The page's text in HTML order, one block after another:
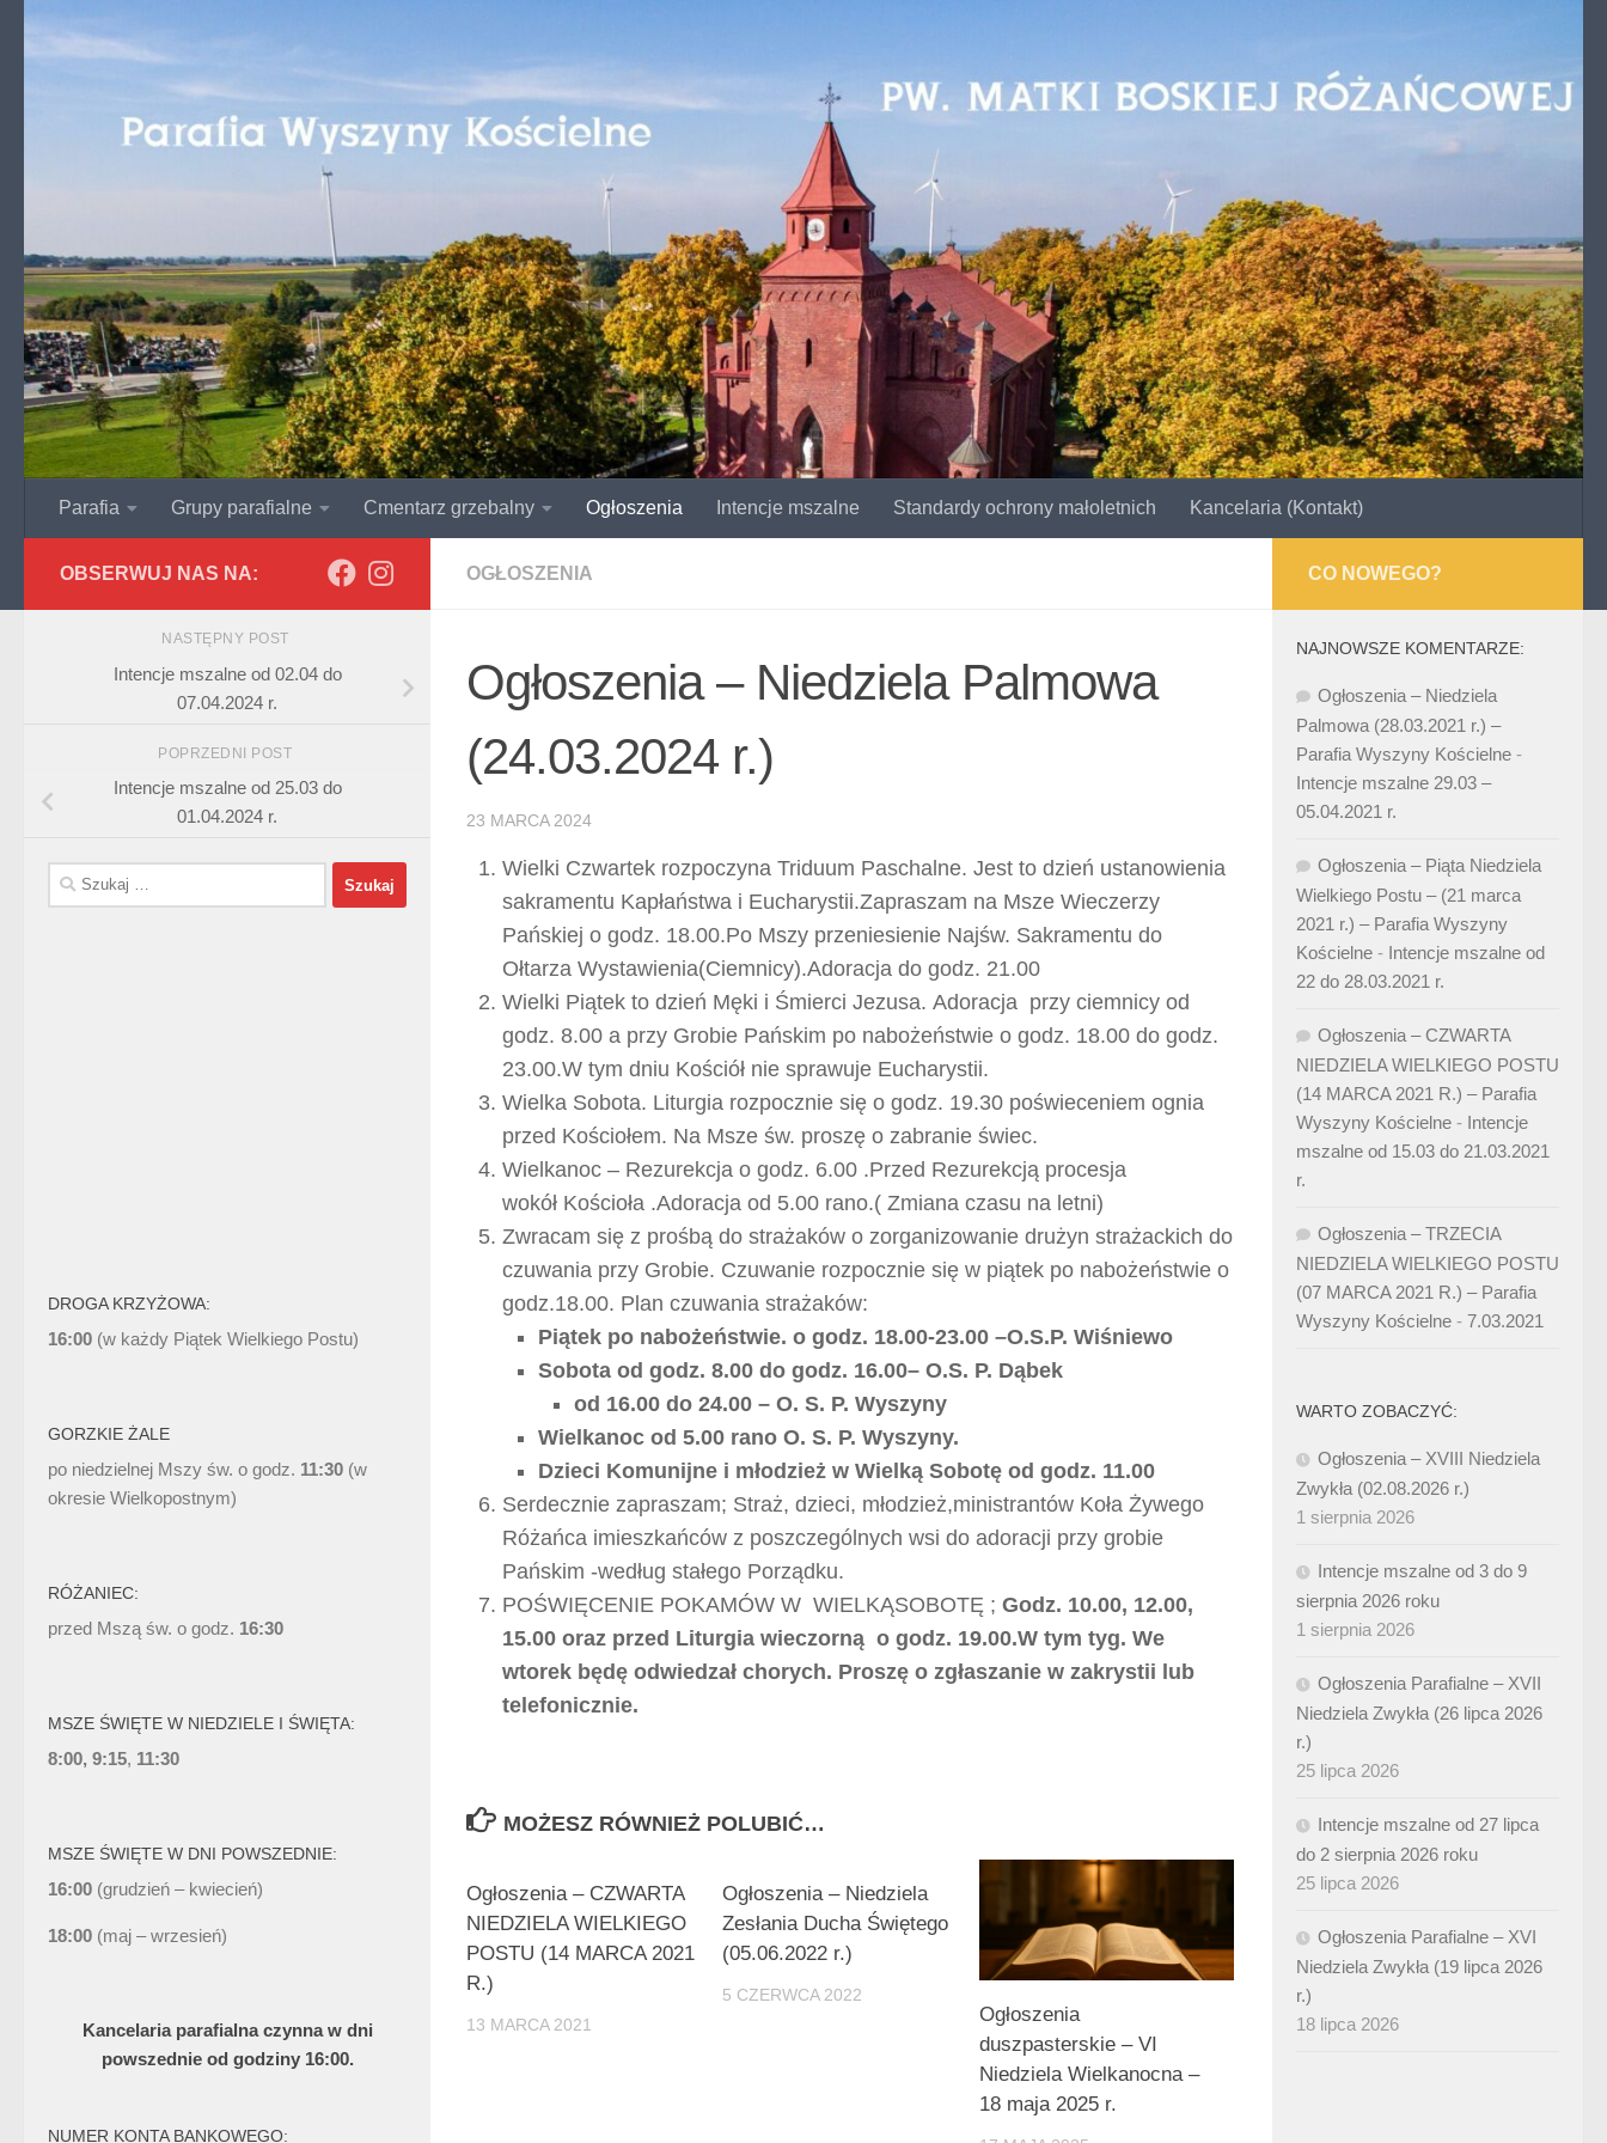
Przejdź do treści
Parafia Grupy parafialne Cmentarz grzebalny Ogłoszenia Intencje mszalne Standardy ochrony małoletnich Kancelaria (Kontakt)
OGŁOSZENIA
Ogłoszenia – Niedziela Palmowa
(24.03.2024 r.)
23 MARCA 2024
Wielki Czwartek rozpoczyna Triduum Paschalne. Jest to dzień ustanowienia
sakramentu Kapłaństwa i Eucharystii.Zapraszam na Msze Wieczerzy
Pańskiej o godz. 18.00.Po Mszy przeniesienie Najśw. Sakramentu do
Ołtarza Wystawienia(Ciemnicy).Adoracja do godz. 21.00
Wielki Piątek to dzień Męki i Śmierci Jezusa. Adoracja przy ciemnicy od
godz. 8.00 a przy Grobie Pańskim po nabożeństwie o godz. 18.00 do godz.
23.00.W tym dniu Kościół nie sprawuje Eucharystii.
Wielka Sobota. Liturgia rozpocznie się o godz. 19.30 poświeceniem ognia
przed Kościołem. Na Msze św. proszę o zabranie świec.
Wielkanoc – Rezurekcja o godz. 6.00 .Przed Rezurekcją procesja
wokół Kościoła .Adoracja od 5.00 rano.( Zmiana czasu na letni)
Zwracam się z prośbą do strażaków o zorganizowanie drużyn strażackich do
czuwania przy Grobie. Czuwanie rozpocznie się w piątek po nabożeństwie o
godz.18.00. Plan czuwania strażaków:
Piątek po nabożeństwie. o godz. 18.00-23.00 –O.S.P. Wiśniewo
Sobota od godz. 8.00 do godz. 16.00– O.S. P. Dąbek
od 16.00 do 24.00 – O. S. P. Wyszyny
Wielkanoc od 5.00 rano O. S. P. Wyszyny.
Dzieci Komunijne i młodzież w Wielką Sobotę od godz. 11.00
Serdecznie zapraszam; Straż, dzieci, młodzież,ministrantów Koła Żywego
Różańca imieszkańców z poszczególnych wsi do adoracji przy grobie
Pańskim -według stałego Porządku.
POŚWIĘCENIE POKAMÓW W WIELKĄSOBOTĘ ; Godz. 10.00, 12.00,
15.00 oraz przed Liturgia wieczorną o godz. 19.00.W tym tyg. We
wtorek będę odwiedzał chorych. Proszę o zgłaszanie w zakrystii lub
telefonicznie.
MOŻESZ RÓWNIEŻ POLUBIĆ…
Ogłoszenia – CZWARTA
NIEDZIELA WIELKIEGO
POSTU (14 MARCA 2021
R.)
13 MARCA 2021
Ogłoszenia – Niedziela
Zesłania Ducha Świętego
(05.06.2022 r.)
5 CZERWCA 2022
Ogłoszenia
duszpasterskie – VI
Niedziela Wielkanocna –
18 maja 2025 r.
OBSERWUJ NAS NA:
NASTĘPNY POST
Intencje mszalne od 02.04 do
07.04.2024 r.
POPRZEDNI POST
Intencje mszalne od 25.03 do
01.04.2024 r.
Szukaj:
DROGA KRZYŻOWA:
16:00 (w każdy Piątek Wielkiego Postu)
GORZKIE ŻALE
po niedzielnej Mszy św. o godz. 11:30 (w
okresie Wielkopostnym)
RÓŻANIEC:
przed Mszą św. o godz. 16:30
MSZE ŚWIĘTE W NIEDZIELE I ŚWIĘTA:
8:00, 9:15, 11:30
MSZE ŚWIĘTE W DNI POWSZEDNIE:
16:00 (grudzień – kwiecień)
18:00 (maj – wrzesień)
Kancelaria parafialna czynna w dni
powszednie od godziny 16:00.
NUMER KONTA BANKOWEGO:
CO NOWEGO?
NAJNOWSZE KOMENTARZE:
Ogłoszenia – Niedziela
Palmowa (28.03.2021 r.) –
Parafia Wyszyny Kościelne -
Intencje mszalne 29.03 –
05.04.2021 r.
Ogłoszenia – Piąta Niedziela
Wielkiego Postu – (21 marca
2021 r.) – Parafia Wyszyny
Kościelne - Intencje mszalne od
22 do 28.03.2021 r.
Ogłoszenia – CZWARTA
NIEDZIELA WIELKIEGO POSTU
(14 MARCA 2021 R.) – Parafia
Wyszyny Kościelne - Intencje
mszalne od 15.03 do 21.03.2021
r.
Ogłoszenia – TRZECIA
NIEDZIELA WIELKIEGO POSTU
(07 MARCA 2021 R.) – Parafia
Wyszyny Kościelne - 7.03.2021
WARTO ZOBACZYĆ:
Ogłoszenia – XVIII Niedziela
Zwykła (02.08.2026 r.)
1 sierpnia 2026
Intencje mszalne od 3 do 9
sierpnia 2026 roku
1 sierpnia 2026
Ogłoszenia Parafialne – XVII
Niedziela Zwykła (26 lipca 2026
r.)
25 lipca 2026
Intencje mszalne od 27 lipca
do 2 sierpnia 2026 roku
25 lipca 2026
Ogłoszenia Parafialne – XVI
Niedziela Zwykła (19 lipca 2026
r.)
18 lipca 2026